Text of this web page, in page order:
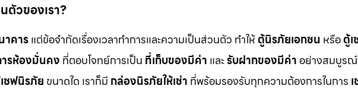
ตัวของเรา?
าคารแต่ข้อจำกัดเรื่องเวลาทำการและความเป็นส่วนตัว ทำให้ตู้นิรภัยเอกชน หรือตู้
รห้องมั่นคง ที่ตอบโจทย์การเป็น ที่เก็บของมีค่า และรับฝากของมีค่าอย่างสมบูรณ์
ซฟนิรภัย ขนาดใด เราก็มี กล่องนิรภัยให้เช่า ที่พร้อมรองรับทุกความต้องการในการ